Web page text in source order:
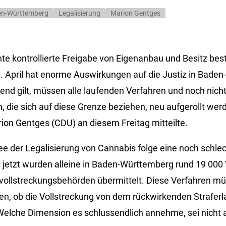
Württemberg Legalisierung Marion Gentges
kontrollierte Freigabe von Eigenanbau und Besitz
April hat enorme Auswirkungen auf die Justiz in
gilt, müssen alle laufenden Verfahren und noch
die sich auf diese Grenze beziehen, neu aufgerollt
Gentges (CDU) an diesem Freitag mitteilte.
der Legalisierung von Cannabis folge eine noch
jetzt wurden alleine in Baden-Württemberg rund 19
übermittelt. Diese Verfahren
ob die Vollstreckung von dem rückwirkenden
Dimension es schlussendlich annehme, sei nicht